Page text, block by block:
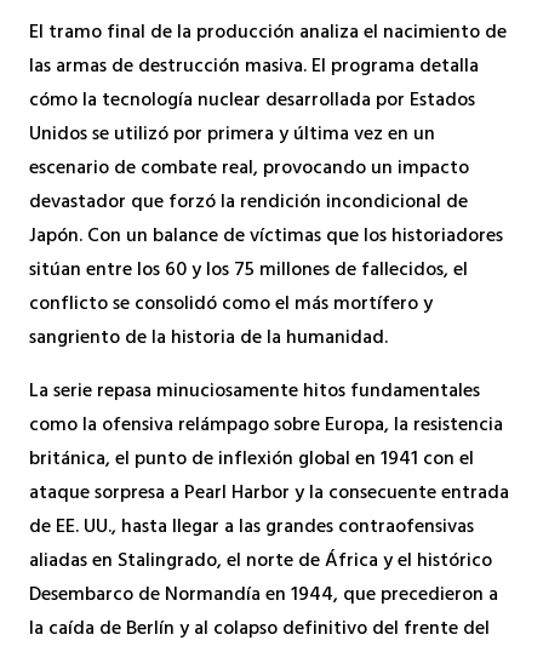
El tramo final de la producción analiza el nacimiento de
las armas de destrucción masiva. El programa detalla
cómo la tecnología nuclear desarrollada por Estados
Unidos se utilizó por primera y última vez en un
escenario de combate real, provocando un impacto
devastador que forzó la rendición incondicional de
Japón. Con un balance de víctimas que los historiadores
sitúan entre los 60 y los 75 millones de fallecidos, el
conflicto se consolidó como el más mortífero y
sangriento de la historia de la humanidad.
La serie repasa minuciosamente hitos fundamentales
como la ofensiva relámpago sobre Europa, la resistencia
británica, el punto de inflexión global en 1941 con el
ataque sorpresa a Pearl Harbor y la consecuente entrada
de EE. UU., hasta llegar a las grandes contraofensivas
aliadas en Stalingrado, el norte de África y el histórico
Desembarco de Normandía en 1944, que precedieron a
la caída de Berlín y al colapso definitivo del frente del